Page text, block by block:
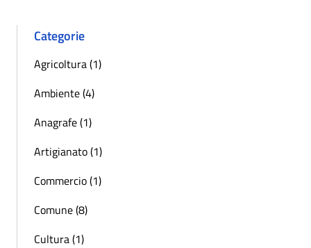
Categorie
Agricoltura (1)
Ambiente (4)
Anagrafe (1)
Artigianato (1)
Commercio (1)
Comune (8)
Cultura (1)